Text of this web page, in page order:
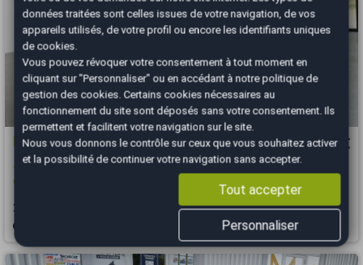
Kia Sportage 21 490 €
1.6 CRDi 136ch MHEV Active Boîte Auto 4x2 / GARANTIE
CONSTRUCTEUR
2024 Automatique
données traitées sont celles issues de votre navigation, de vos
appareils utilisés, de votre profil ou encore les identifiants uniques
de cookies.
Vous pouvez révoquer votre consentement à tout moment en
cliquant sur "Personnaliser" ou en accédant à notre politique de
gestion des cookies. Certains cookies nécessaires au
fonctionnement du site sont déposés sans votre consentement. Ils
permettent et facilitent votre navigation sur le site.
Nous vous donnons le contrôle sur ceux que vous souhaitez activer
et la possibilité de continuer votre navigation sans accepter.
Tout accepter
Personnaliser